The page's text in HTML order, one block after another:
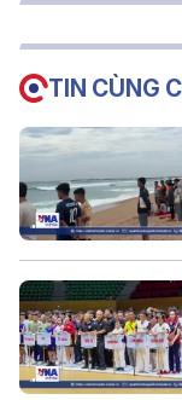
TIN CÙNG